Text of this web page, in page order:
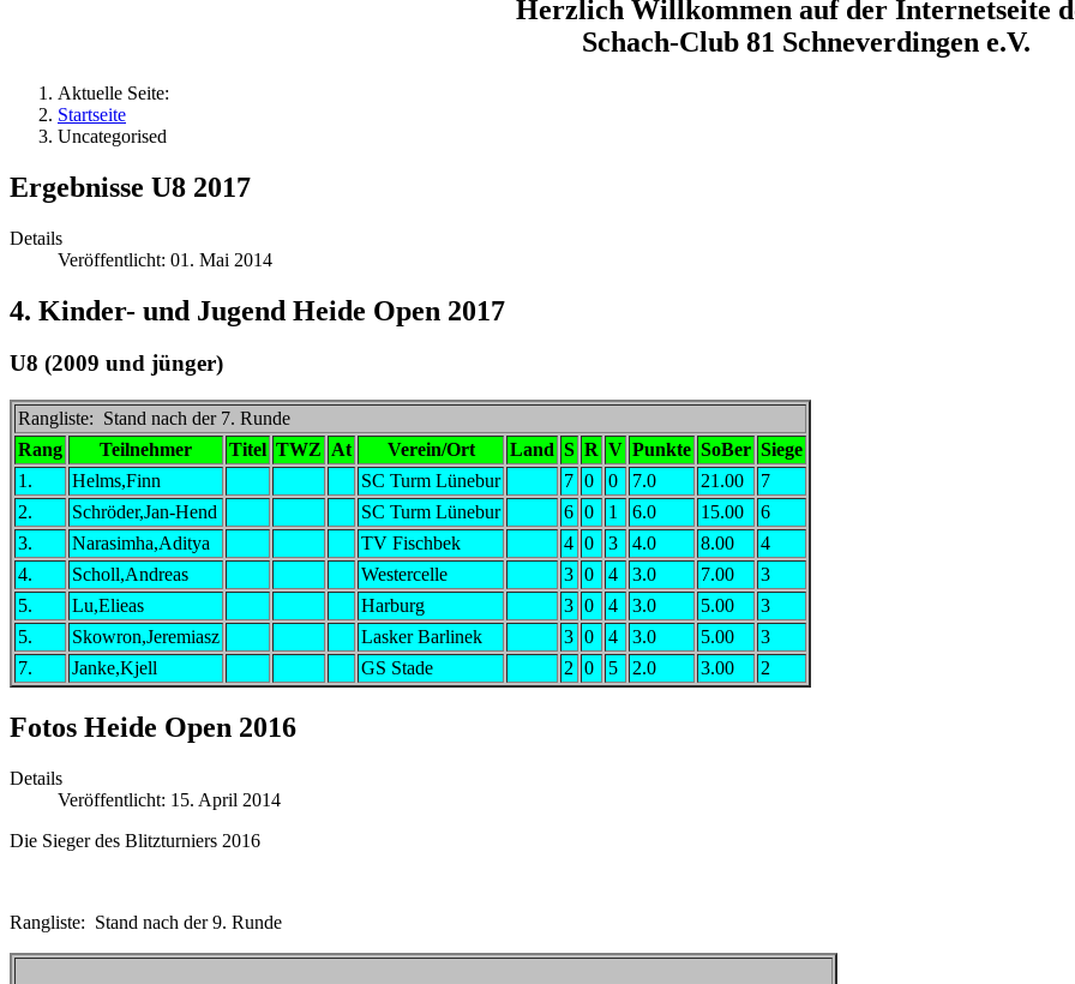
Herzlich Willkommen auf der Internetseite
Schach-Club 81 Schneverdingen e.V.
Aktuelle Seite:
Startseite
Uncategorised
Ergebnisse U8 2017
Details
Veröffentlicht: 01. Mai 2014
4. Kinder- und Jugend Heide Open 2017
U8 (2009 und jünger)
Rangliste: Stand nach der 7. Runde
Rang
Teilnehmer Titel TWZ At Verein/Ort Land S R V Punkte SoBer Siege
1.
Helms,Finn SC Turm Lünebur 7 0 0 7.0 21.00
7
2.
Schröder,Jan-Hend SC Turm Lünebur 6 0 1 6.0 15.00
6
3.
Narasimha,Aditya TV Fischbek 4 0 3 4.0 8.00
4
4.
Scholl,Andreas Westercelle 3 0 4 3.0 7.00
3
5.
Lu,Elieas Harburg 3 0 4 3.0 5.00
3
5.
Skowron,Jeremiasz Lasker Barlinek 3 0 4 3.0 5.00
3
7.
Janke,Kjell GS Stade 2 0 5 2.0 3.00 2
Fotos Heide Open 2016
Details
Veröffentlicht: 15. April 2014
Die Sieger des Blitzturniers 2016
Rangliste: Stand nach der 9. Runde